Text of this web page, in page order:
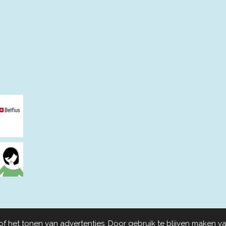
tonen van advertenties. Door gebruik te blijven maken